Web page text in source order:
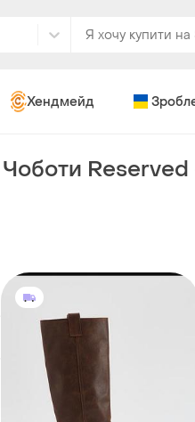
Хендмейд
Чоботи Reserved